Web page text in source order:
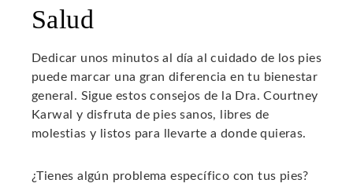
Salud
Dedicar unos minutos al día al cuidado de los pies
puede marcar una gran diferencia en tu bienestar
general. Sigue estos consejos de la Dra. Courtney
Karwal y disfruta de pies sanos, libres de
molestias y listos para llevarte a donde quieras.
¿Tienes algún problema específico con tus pies?